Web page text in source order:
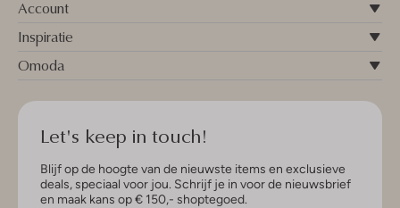
Account
Inspiratie
Omoda
Let's keep in touch!
Blijf op de hoogte van de nieuwste items en exclusieve
deals, speciaal voor jou. Schrijf je in voor de nieuwsbrief
en maak kans op € 150,- shoptegoed.